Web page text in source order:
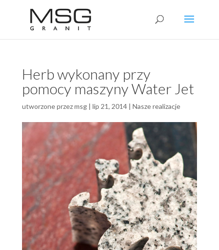
Herb wykonany przy
pomocy maszyny Water Jet
utworzone przezmsg| lip 21, 2014| Nasze realizacje